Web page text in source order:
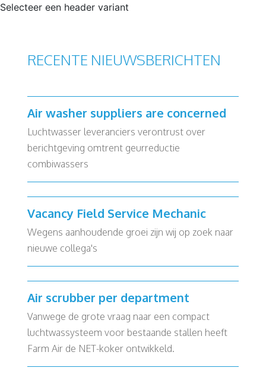
Selecteer een header variant
RECENTE NIEUWSBERICHTEN
Air washer suppliers are concerned
Luchtwasser leveranciers verontrust over
berichtgeving omtrent geurreductie
combiwassers
Vacancy Field Service Mechanic
Wegens aanhoudende groei zijn wij op zoek naar
nieuwe collega's
Air scrubber per department
Vanwege de grote vraag naar een compact
luchtwassysteem voor bestaande stallen heeft
Farm Air de NET-koker ontwikkeld.